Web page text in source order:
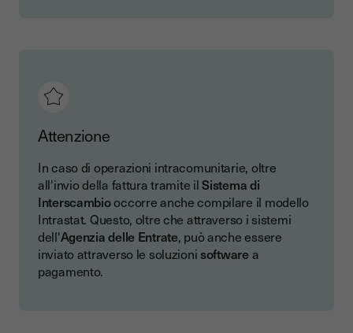
Attenzione
In caso di operazioni intracomunitarie, oltre
all'invio della fattura tramite ilSistema di
Interscambiooccorre anche compilare il modello
Intrastat. Questo, oltre che attraverso i sistemi
dell'Agenzia delle Entrate, può anche essere
inviato attraverso le soluzioni softwarea
pagamento.